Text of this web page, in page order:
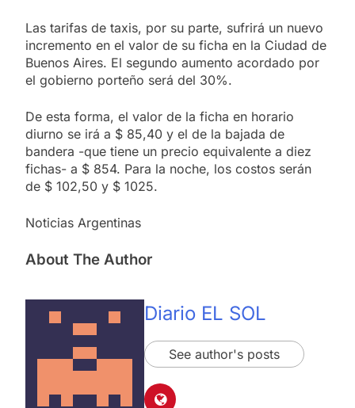
Las tarifas de taxis, por su parte, sufrirá un nuevo
incremento en el valor de su ficha en la Ciudad de
Buenos Aires. El segundo aumento acordado por
el gobierno porteño será del 30%.
De esta forma, el valor de la ficha en horario
diurno se irá a $ 85,40 y el de la bajada de
bandera -que tiene un precio equivalente a diez
fichas- a $ 854. Para la noche, los costos serán
de $ 102,50 y $ 1025.
Noticias Argentinas
About The Author
Diario EL SOL
See author's posts